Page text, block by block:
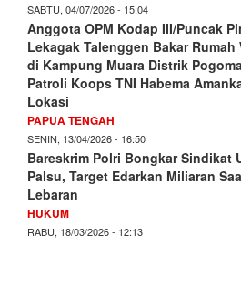
SABTU, 04/07/2026 - 15:04
Anggota OPM Kodap III/Puncak
Lekagak Talenggen Bakar Rumah
di Kampung Muara Distrik
Patroli Koops TNI Habema
Lokasi
PAPUA TENGAH
SENIN, 13/04/2026 - 16:50
Bareskrim Polri Bongkar Sindikat
Palsu, Target Edarkan Miliaran
Lebaran
HUKUM
RABU, 18/03/2026 - 12:13